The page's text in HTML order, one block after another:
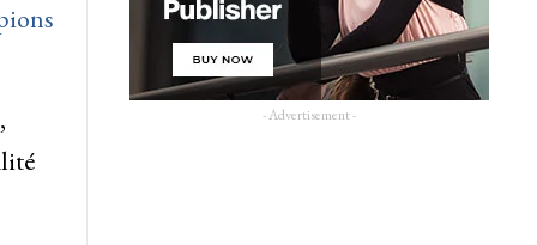
- Advertisement -